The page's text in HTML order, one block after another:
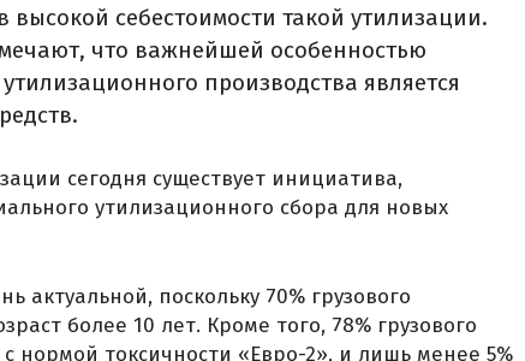
высокой себестоимости такой утилизации.
что важнейшей особенностью
производства является
сегодня существует инициатива,
утилизационного сбора для новых
актуальной, поскольку 70% грузового
более 10 лет. Кроме того, 78% грузового
нормой токсичности «Евро-2», и лишь менее 5%